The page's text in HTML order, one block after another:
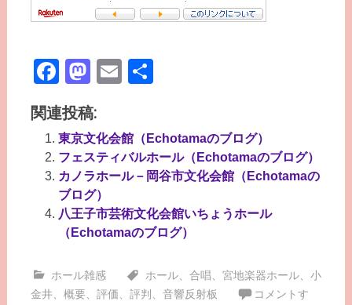
Facebook
Mastodon
Email
関連投稿:
東京文化会館（Echotamaのブログ）
フェスティバルホール（Echotamaのブログ）
カノラホール－岡谷市文化会館（Echotamaの
ブログ）
八王子市芸術文化会館いちょうホール
（Echotamaのブログ）
ホール雑感 ホール、 合唱 宮地楽器ホール、 小
金井、 概要、 評価 評判 音響反射板
コメントす